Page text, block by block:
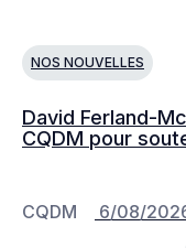
NOS NOUVELLES
David Ferland-
CQDM pour
CQDM 6/08/